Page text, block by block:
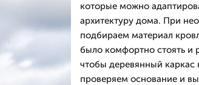
которые можно
архитектуру дома. При
подбираем материал
было комфортно стоять и
чтобы деревянный каркас
проверяем основание и